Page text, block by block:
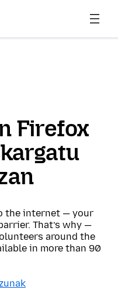
Firefox
the internet — your
That’s why —
around the
in more than 90